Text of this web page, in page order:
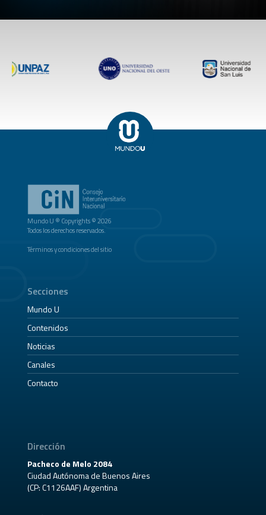
Mundo U ® Copyrights © 2026
Todos los derechos reservados.
Términos y condiciones del sitio
Secciones
Mundo U
Contenidos
Noticias
Canales
Contacto
Dirección
Pacheco de Melo 2084
Ciudad Autónoma de Buenos Aires
(CP: C1126AAF) Argentina